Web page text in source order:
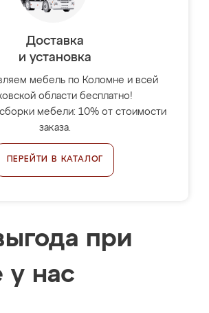
Доставка
и установка
мебель по Коломне и всей
области бесплатно!
мебели: 10% от стоимости
заказа.
ПЕРЕЙТИ В КАТАЛОГ
при
у нас